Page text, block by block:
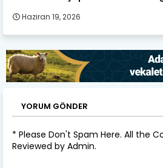
Haziran 19, 2026
YORUM GÖNDER
* Please Don't Spam Here. All the
Reviewed by Admin.